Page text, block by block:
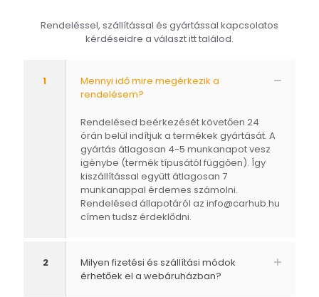
Rendeléssel, szállítással és gyártással kapcsolatos
kérdéseidre a választ itt találod.
1
Mennyi idő mire megérkezik a
rendelésem?
Rendelésed beérkezését követően 24
órán belül indítjuk a termékek gyártását. A
gyártás átlagosan 4-5 munkanapot vesz
igénybe (termék típusától függően). Így
kiszállítással együtt átlagosan 7
munkanappal érdemes számolni.
Rendelésed állapotáról az info@carhub.hu
címen tudsz érdeklődni.
2
Milyen fizetési és szállítási módok
érhetőek el a webáruházban?